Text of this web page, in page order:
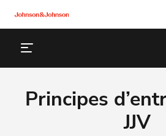
Principes
JJV